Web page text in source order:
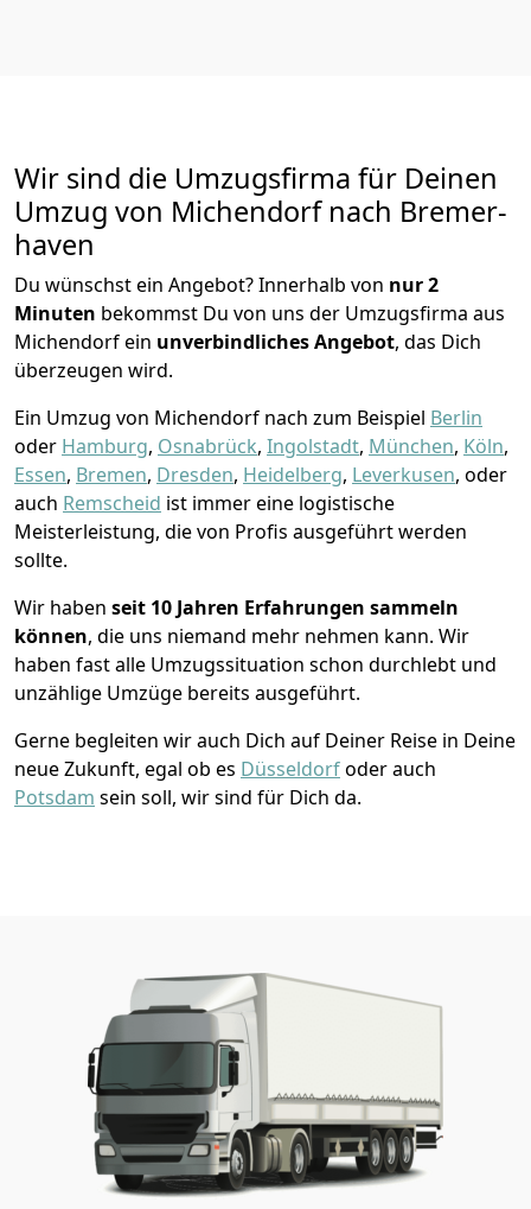
Wir sind die Umzugsfirma für Deinen
Umzug von Michendorf nach Bremer­
haven
Du wünschst ein Angebot? Innerhalb von nur 2
Minuten bekommst Du von uns der Umzugsfirma aus
Michendorf ein unverbindliches Angebot, das Dich
überzeugen wird.
Ein Umzug von Michendorf nach zum Beispiel Berlin
oder Hamburg, Osnabrück, Ingolstadt, München, Köln,
Essen, Bremen, Dresden, Heidelberg, Leverkusen, oder
auch Remscheid ist immer eine logistische
Meisterleistung, die von Profis ausgeführt werden
sollte.
Wir haben seit 10 Jahren Erfahrungen sammeln
können, die uns niemand mehr nehmen kann. Wir
haben fast alle Umzugssituation schon durchlebt und
unzählige Umzüge bereits ausgeführt.
Gerne begleiten wir auch Dich auf Deiner Reise in Deine
neue Zukunft, egal ob es Düsseldorfoder auch
Potsdam sein soll, wir sind für Dich da.